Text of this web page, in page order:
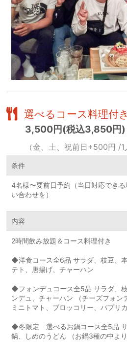
選べるコース料理付
3,500円(税込3,850円)
（金、土、祝前日+500円 /1
条件
4名様〜要前日予約（当日対応でき
い合わせを）
内容
2時間飲み放題＆コース料理付き
◆洋食コース全6品 サラダ、枝豆、
テト、唐揚げ、チャーハン
◆フォンデュコース全5品 サラダ、
ンデュ、チャーハン （チーズフォン
ミニトマト、ブロッコリー、パプリ
◆冬限定 選べるお鍋コース全5品
鍋、しめのうどん （お鍋3種の中よ